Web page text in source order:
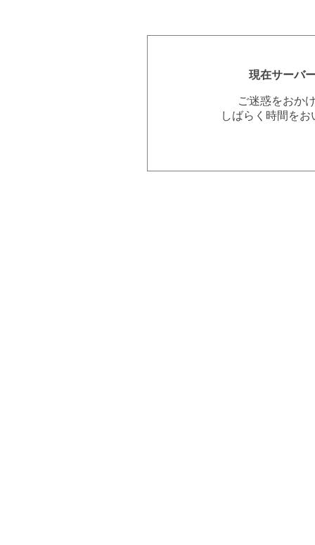
現在サーバ
ご迷惑をおか
しばらく時間を